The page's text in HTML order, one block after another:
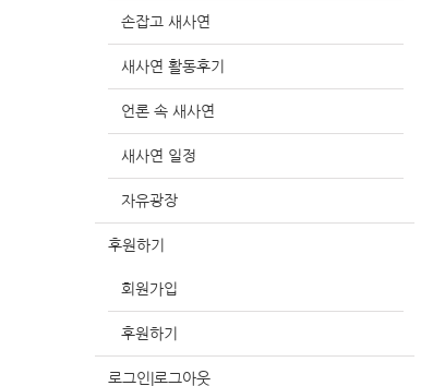
손잡고 새사연
새사연 활동후기
언론 속 새사연
새사연 일정
자유광장
후원하기
회원가입
후원하기
로그인|로그아웃